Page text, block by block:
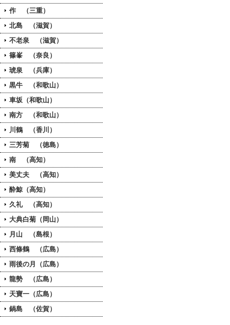
作 （三重）
北島 （滋賀）
不老泉 （滋賀）
篠峯 （奈良）
琥泉 （兵庫）
黒牛 （和歌山）
車坂（和歌山）
南方 （和歌山）
川鶴 （香川）
三芳菊 （徳島）
南 （高知）
美丈夫 （高知）
酔鯨（高知）
久礼 （高知）
大典白菊（岡山）
月山 （島根）
西條鶴 （広島）
雨後の月（広島）
龍勢 （広島）
天寶一（広島）
鍋島 （佐賀）